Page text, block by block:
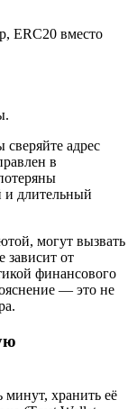
ERC20 вместо
адрес
в
и длительный
могут вызвать
зависит от
финансового
— это не
минут, хранить её